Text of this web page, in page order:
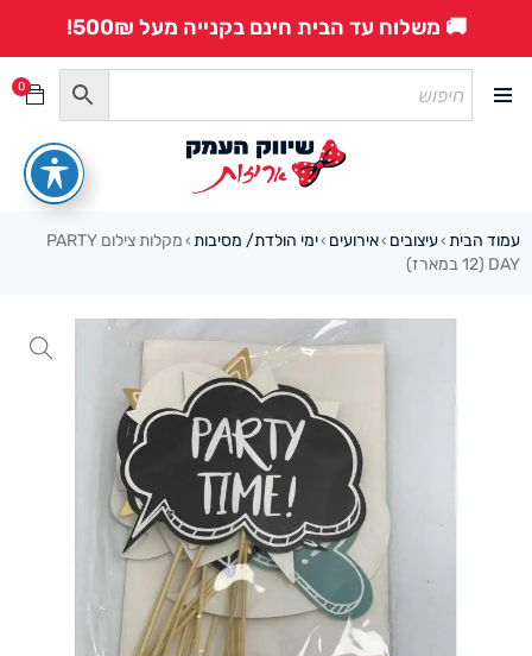
🚚 משלוח עד הבית חינם בקנייה מעל 500₪!
0
עמוד הבית ›עיצובים ›אירועים ›ימי הולדת/ מסיבות ›
מקלות צילום PARTY
DAY (12 במארז)